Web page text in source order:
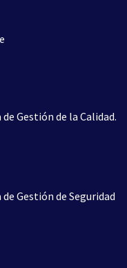
Gestión de la Calidad.
Gestión de Seguridad